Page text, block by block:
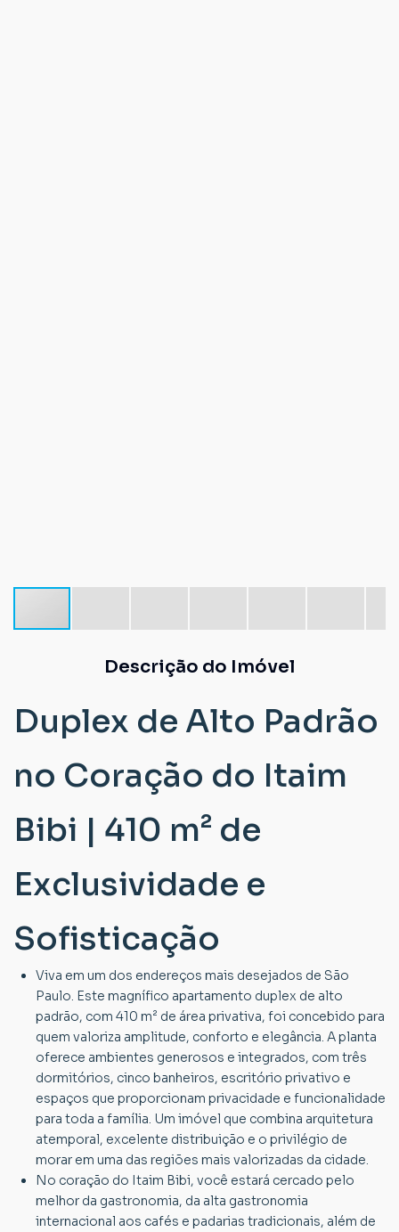
Descrição do Imóvel
Duplex de Alto Padrão
no Coração do Itaim
Bibi | 410 m² de
Exclusividade e
Sofisticação
Viva em um dos endereços mais desejados de São
Paulo. Este magnífico apartamento duplex de alto
padrão, com 410 m² de área privativa, foi concebido para
quem valoriza amplitude, conforto e elegância. A planta
oferece ambientes generosos e integrados, com três
dormitórios, cinco banheiros, escritório privativo e
espaços que proporcionam privacidade e funcionalidade
para toda a família. Um imóvel que combina arquitetura
atemporal, excelente distribuição e o privilégio de
morar em uma das regiões mais valorizadas da cidade.
No coração do Itaim Bibi, você estará cercado pelo
melhor da gastronomia, da alta gastronomia
internacional aos cafés e padarias tradicionais, além de